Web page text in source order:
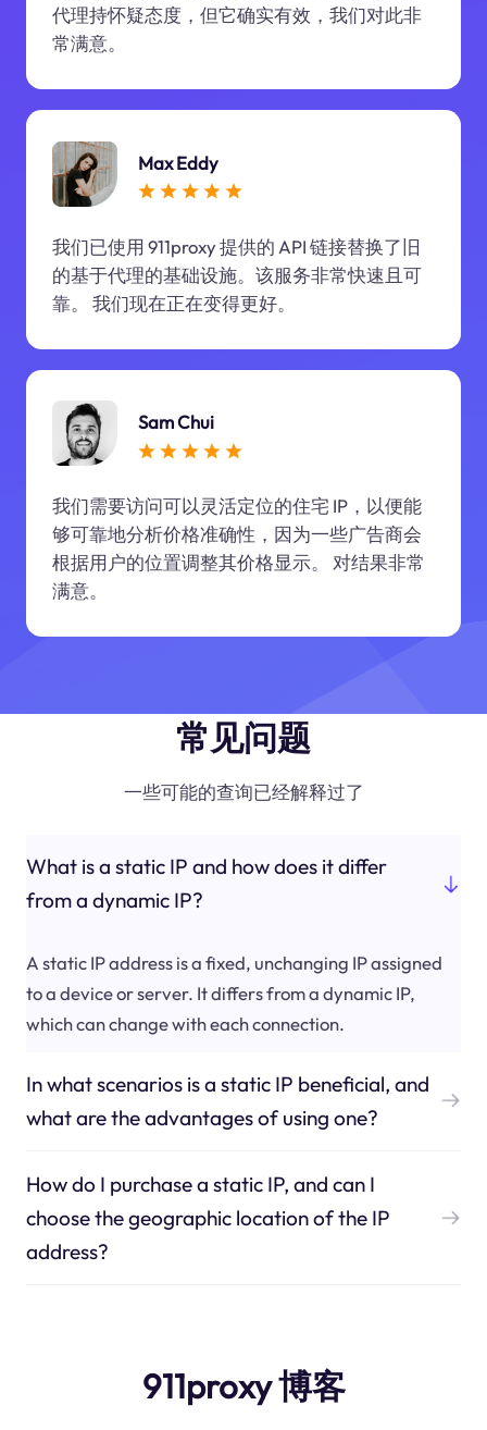
代理持怀疑态度，但它确实有效，我们对此非
常满意。
Max Eddy
我们已使用 911proxy 提供的 API 链接替换了旧
的基于代理的基础设施。该服务非常快速且可
靠。 我们现在正在变得更好。
Sam Chui
我们需要访问可以灵活定位的住宅 IP，以便能
够可靠地分析价格准确性，因为一些广告商会
根据用户的位置调整其价格显示。 对结果非常
满意。
常见问题
一些可能的查询已经解释过了
What is a static IP and how does it differ
from a dynamic IP?
A static IP address is a fixed, unchanging IP assigned
to a device or server. It differs from a dynamic IP,
which can change with each connection.
In what scenarios is a static IP beneficial, and
what are the advantages of using one?
How do I purchase a static IP, and can I
choose the geographic location of the IP
address?
911proxy 博客